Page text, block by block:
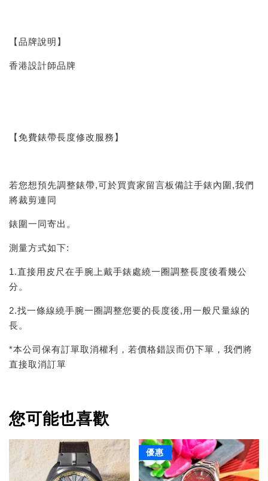
【品牌說明】
香港設計師品牌
【免費錶帶長度修改服務】
若您想預先調整錶帶,可於買賣家留言板備註手錶內圍,我們
將裁剪連同
錶圍一同寄出。
測量方式如下:
1.直接用皮尺在手腕上戴手錶處繞一圈調整長度後看幾公
分。
2.找一條線繞手腕一圈調整您要的長度後,用一般尺量線的
長。
*本公司保有訂單取消權利，若價格錯誤而仍下單，我們將
直接取消訂單
您可能也喜歡
優惠